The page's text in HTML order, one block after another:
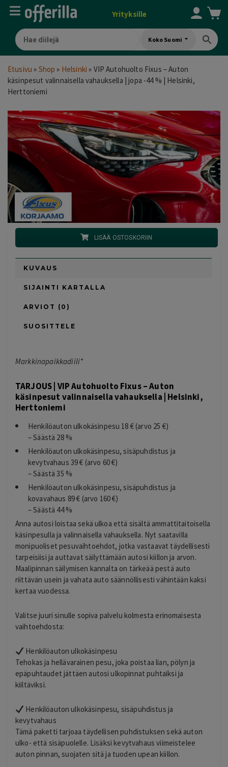
Yrityksille
Koko Suomi
Etusivu » Shop » Helsinki » VIP Autohuolto Fixus – Auton
käsinpesut valinnaisella vahauksella | jopa -44 % | Helsinki,
Herttoniemi
LISÄÄ OSTOSKORIIN
KUVAUS
SIJAINTI KARTALLA
ARVIOT (0)
SUOSITTELE
Markkinapaikkadiili*
TARJOUS | VIP Autohuolto Fixus – Auton
käsinpesut valinnaisella vahauksella | Helsinki,
Herttoniemi
Henkilöauton ulkokäsinpesu 18 € (arvo 25 €)
– Säästä 28 %
Henkilöauton ulkokäsinpesu, sisäpuhdistus ja
kevytvahaus 39 € (arvo 60 €)
– Säästä 35 %
Henkilöauton ulkokäsinpesu, sisäpuhdistus ja
kovavahaus 89 € (arvo 160 €)
– Säästä 44 %
Anna autosi loistaa sekä ulkoa että sisältä ammattitaitoisella
käsinpesulla ja valinnaisella vahauksella. Nyt saatavilla
monipuoliset pesuvaihtoehdot, jotka vastaavat täydellisesti
tarpeisiisi ja auttavat säilyttämään autosi kiillon ja arvon.
Maalipinnan säilymisen kannalta on tärkeää pestä auto
riittävän usein ja vahata auto säännöllisesti vähintään kaksi
kertaa vuodessa.
Valitse juuri sinulle sopiva palvelu kolmesta erinomaisesta
vaihtoehdosta:
Henkilöauton ulkokäsinpesu
Tehokas ja hellävarainen pesu, joka poistaa lian, pölyn ja
epäpuhtaudet jättäen autosi ulkopinnat puhtaiksi ja
kiiltäviksi.
Henkilöauton ulkokäsinpesu, sisäpuhdistus ja
kevytvahaus
Tämä paketti tarjoaa täydellisen puhdistuksen sekä auton
ulko- että sisäpuolelle. Lisäksi kevytvahaus viimeistelee
auton pinnan, suojaten sitä ja tuoden upean kiillon.